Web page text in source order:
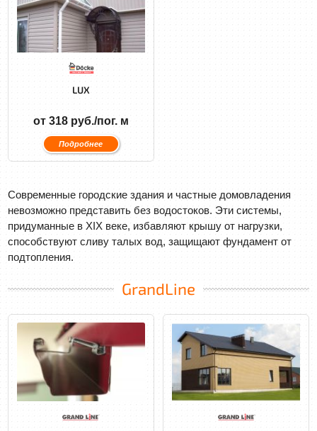
LUX
от 318 руб./пог. м
Подробнее
Современные городские здания и частные домовладения
невозможно представить без водостоков. Эти системы,
придуманные в XIX веке, избавляют крышу от нагрузки,
способствуют сливу талых вод, защищают фундамент от
подтопления.
GrandLine